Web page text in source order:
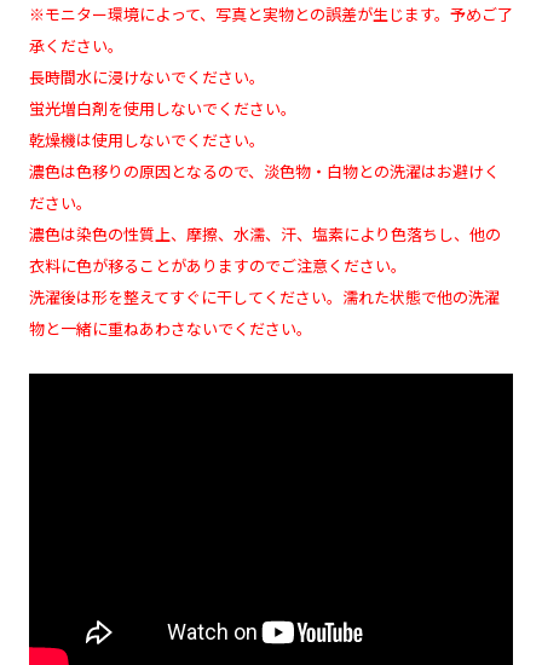
※モニター環境によって、写真と実物との誤差が生じます。予めご了
承ください。
長時間水に浸けないでください。
蛍光増白剤を使用しないでください。
乾燥機は使用しないでください。
濃色は色移りの原因となるので、淡色物・白物との洗濯はお避けく
ださい。
濃色は染色の性質上、摩擦、水濡、汗、塩素により色落ちし、他の
衣料に色が移ることがありますのでご注意ください。
洗濯後は形を整えてすぐに干してください。濡れた状態で他の洗濯
物と一緒に重ねあわさないでください。